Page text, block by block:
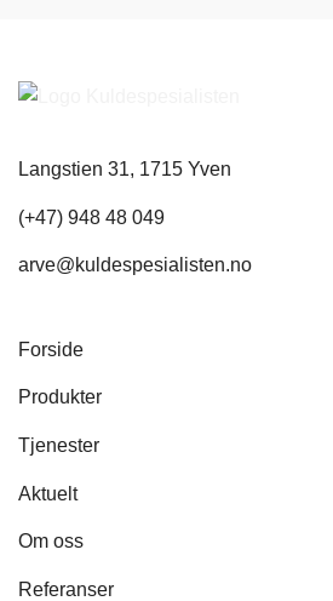
Langstien 31, 1715 Yven
(+47) 948 48 049
arve@kuldespesialisten.no
Forside
Produkter
Tjenester
Aktuelt
Om oss
Referanser